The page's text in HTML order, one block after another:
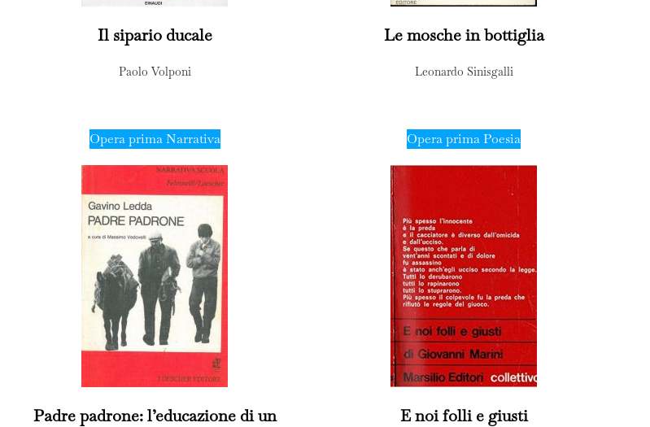
Il sipario ducale
Paolo Volponi
Le mosche in bottiglia
Leonardo Sinisgalli
Opera prima Narrativa
Padre padrone: l’educazione di un
Opera prima Poesia
E noi folli e giusti